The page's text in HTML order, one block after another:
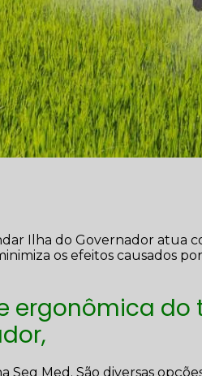
Ilha do Governador atua
os efeitos causados
ergonômica do
Med. São diversas